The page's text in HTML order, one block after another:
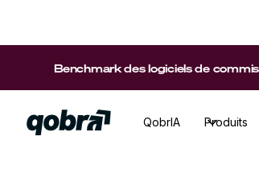
QobrIA Produits
Benchmark des logiciels de